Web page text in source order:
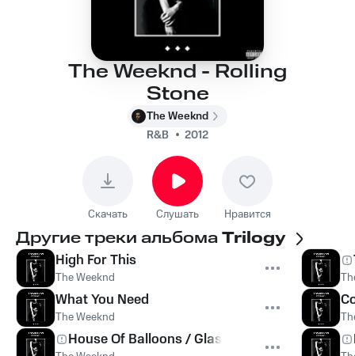
The Weeknd - Rolling
Stone
The Weeknd
R&B
2012
Скачать Слушать Нравится
Другие треки альбомаTrilogy
High For This
The Weeknd
What You Need
The Weeknd
House Of Balloons / Glass Table Girls